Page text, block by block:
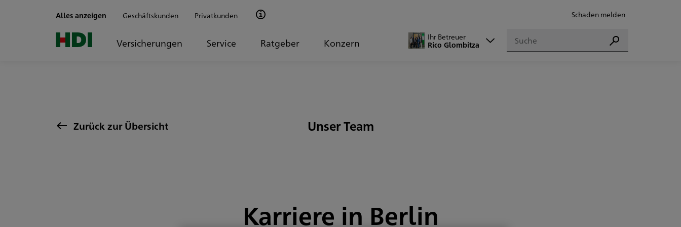
Alles anzeigen Geschäftskunden Privatkunden Schaden melden
Versicherungen Service Ratgeber Konzern
Ihr Betreuer
Rico Glombitza
Suchen
Suchen
Zurück zur Übersicht Unser Team
Karriere in Berlin